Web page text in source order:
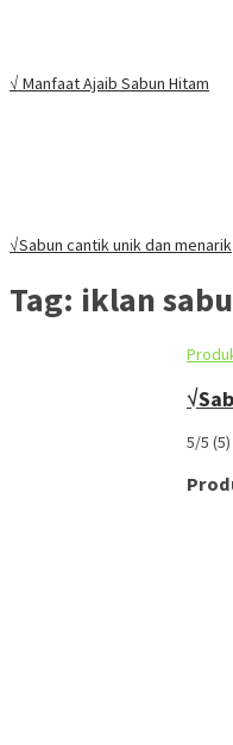
√ Manfaat Ajaib Sabun Hitam
√Sabun cantik unik dan menarik
Tag: iklan
5/5